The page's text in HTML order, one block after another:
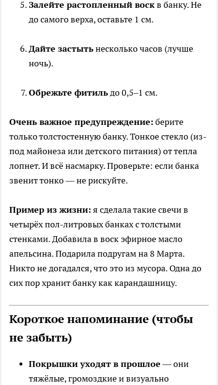
Залейте растопленный воскв банку. Не
до самого верха, оставьте 1 см.
Дайте застытьнесколько часов (лучше
ночь).
Обрежьте фитильдо 0,5–1 см.
Очень важное предупреждение: берите
только толстостенную банку. Тонкое стекло (из-
под майонеза или детского питания) от тепла
лопнет. И всё насмарку. Проверьте: если банка
звенит тонко — не рискуйте.
Пример из жизни: я сделала такие свечи в
четырёх пол-литровых банках с толстыми
стенками. Добавила в воск эфирное масло
апельсина. Подарила подругам на 8 Марта.
Никто не догадался, что это из мусора. Одна до
сих пор хранит банку как карандашницу.
Короткое напоминание (чтобы
не забыть)
Покрышки уходят в прошлое— они
тяжёлые, громоздкие и визуально